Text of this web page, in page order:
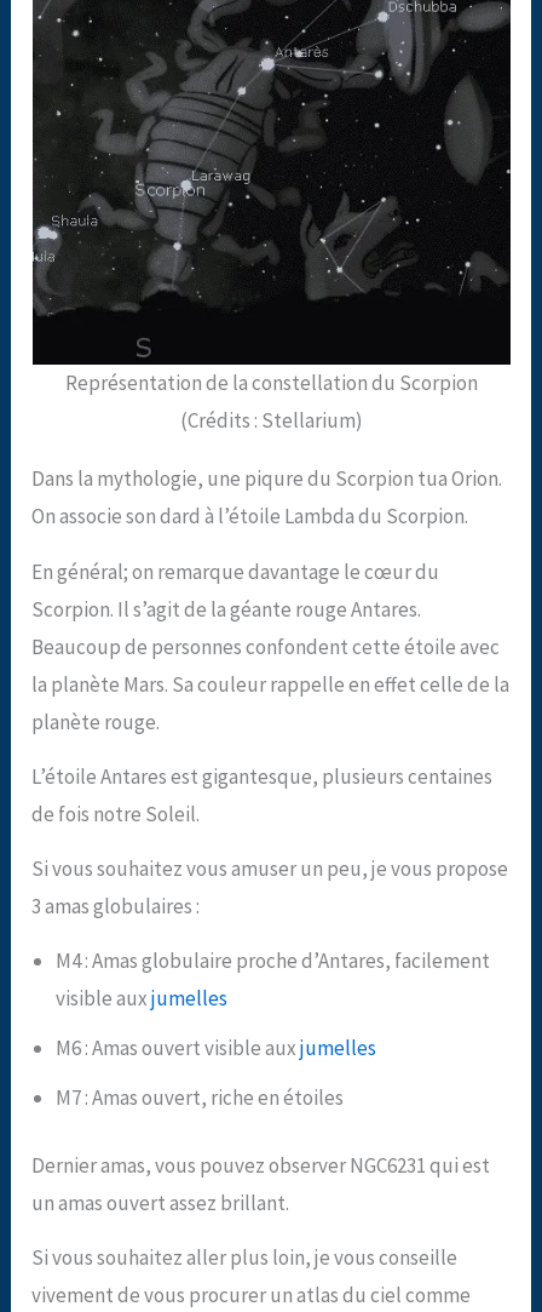
Représentation de la constellation du Scorpion
(Crédits : Stellarium)
Dans la mythologie, une piqure du Scorpion tua Orion.
On associe son dard à l’étoile Lambda du Scorpion.
En général; on remarque davantage le cœur du
Scorpion. Il s’agit de la géante rouge Antares.
Beaucoup de personnes confondent cette étoile avec
la planète Mars. Sa couleur rappelle en effet celle de la
planète rouge.
L’étoile Antares est gigantesque, plusieurs centaines
de fois notre Soleil.
Si vous souhaitez vous amuser un peu, je vous propose
3 amas globulaires :
M4 : Amas globulaire proche d’Antares, facilement
visible auxjumelles
M6 : Amas ouvert visible auxjumelles
M7 : Amas ouvert, riche en étoiles
Dernier amas, vous pouvez observer NGC6231 qui est
un amas ouvert assez brillant.
Si vous souhaitez aller plus loin, je vous conseille
vivement de vous procurer un atlas du ciel comme